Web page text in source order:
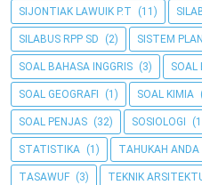
SIJONTIAK LAWUIK P.T (11)
SILABUS RPP SD (2) SISTEM
SOAL BAHASA INGGRIS (3) SOAL
SOAL GEOGRAFI (1) SOAL KIMIA
SOAL PENJAS (32) SOSIOLOGI
STATISTIKA (1) TAHUKAH ANDA
TASAWUF (3) TEKNIK